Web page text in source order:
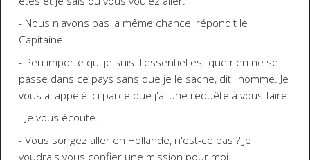
- Nous n'avons pas la même chance, répondit le
Capitaine.
- Peu importe qui je suis. l'essentiel est que rien ne se
passe dans ce pays sans que je le sache, dit l'homme. Je
vous ai appelé ici parce que j'ai une requête à vous faire.
- Je vous écoute.
- Vous songez aller en Hollande, n'est-ce pas ? Je
voudrais vous confier une mission pour moi.